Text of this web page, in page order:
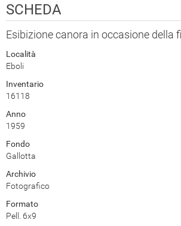
SCHEDA
Esibizione canora in occasione della
Località
Eboli
Inventario
16118
Anno
1959
Fondo
Gallotta
Archivio
Fotografico
Formato
Pell. 6x9